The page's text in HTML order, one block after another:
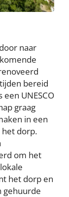
naar
bereid
UNESCO
graag
in een
dorp.
om het
het dorp en
gehuurde